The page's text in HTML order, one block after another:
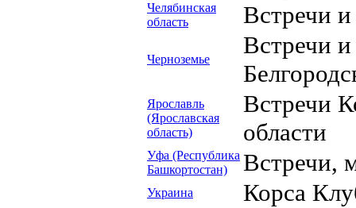
Челябинская
область
Встречи
Черноземье
Встречи
Ярославль
(Ярославская
область)
Встречи
области
Уфа (Республика
Башкортостан)
Встречи,
Украина Корса